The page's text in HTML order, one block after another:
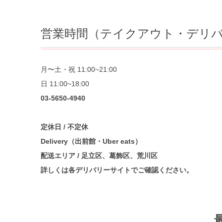
営業時間（テイクアウト・デリバ
月〜土・祝 11:00~21:00
日 11:00~18:00
03-5650-4940
定休日 / 不定休
Delivery（出前館・Uber eats）
配送エリア / 足立区、葛飾区、荒川区
詳しくは各デリバリーサイトでご確認ください。